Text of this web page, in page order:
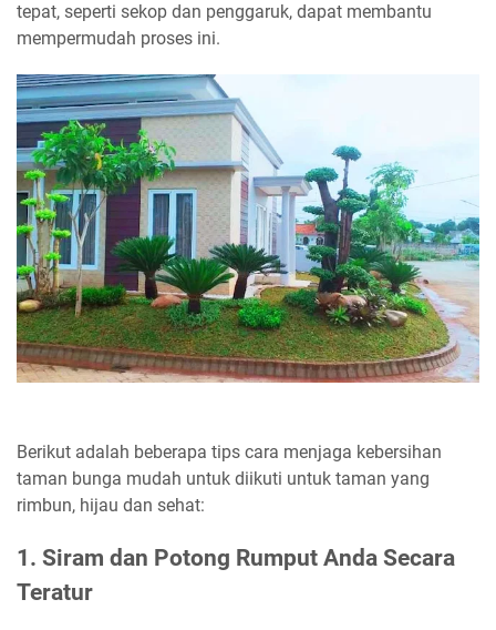
tepat, seperti sekop dan penggaruk, dapat membantu
mempermudah proses ini.
Berikut adalah beberapa tips cara menjaga kebersihan
taman bunga mudah untuk diikuti untuk taman yang
rimbun, hijau dan sehat:
1. Siram dan Potong Rumput Anda Secara
Teratur